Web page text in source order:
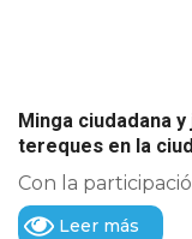
Minga ciudadana
tereques en la
Con la
Leer más